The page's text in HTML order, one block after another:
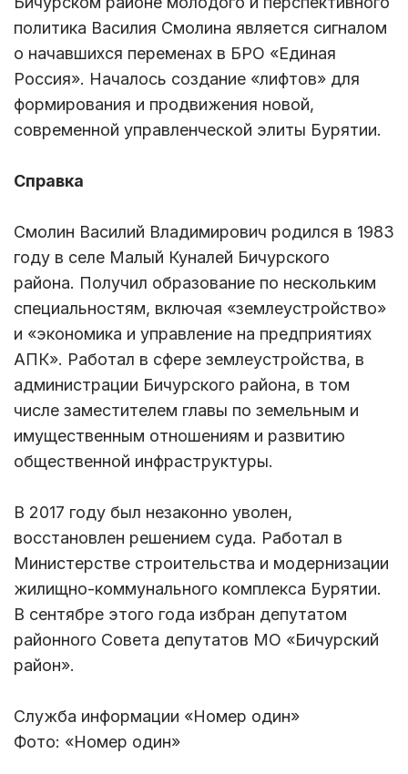
политика Василия Смолина является сигналом
о начавшихся переменах в БРО «Единая
Россия». Началось создание «лифтов» для
формирования и продвижения новой,
современной управленческой элиты Бурятии.
Справка
Смолин Василий Владимирович родился в 1983
году в селе Малый Куналей Бичурского
района. Получил образование по нескольким
специальностям, включая «землеустройство»
и «экономика и управление на предприятиях
АПК». Работал в сфере землеустройства, в
администрации Бичурского района, в том
числе заместителем главы по земельным и
имущественным отношениям и развитию
общественной инфраструктуры.
В 2017 году был незаконно уволен,
восстановлен решением суда. Работал в
Министерстве строительства и модернизации
жилищно-коммунального комплекса Бурятии.
В сентябре этого года избран депутатом
районного Совета депутатов МО «Бичурский
район».
Служба информации «Номер один»
Фото: «Номер один»